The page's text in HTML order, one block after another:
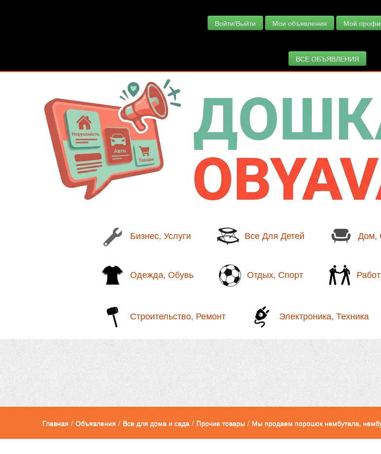
Войти/Выйти Мои объявления Мой
ВСЕ ОБЪЯВЛЕНИЯ
Бизнес, Услуги Все Для Детей Дом,
Одежда, Обувь Отдых, Спорт
Строительство, Ремонт Электроника, Техника
Главная / Объявления / Все для дома и сада / Прочие товары / Мы продаем порошок нембутала,